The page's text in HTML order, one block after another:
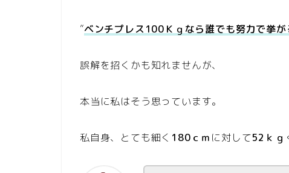
”ベンチプレス100Ｋｇなら誰でも努力で挙が
誤解を招くかも知れませんが、
本当に私はそう思っています。
私自身、とても細く 180ｃｍ に対して52ｋｇ